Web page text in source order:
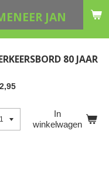
JAN
80 JAAR
In
winkelwagen